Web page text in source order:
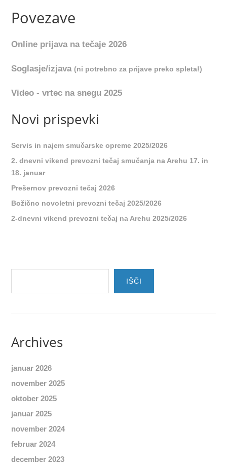
Povezave
Online prijava na tečaje 2026
Soglasje/izjava(ni potrebno za prijave preko spleta!)
Video - vrtec na snegu 2025
Novi prispevki
Servis in najem smučarske opreme 2025/2026
2. dnevni vikend prevozni tečaj smučanja na Arehu 17. in
18. januar
Prešernov prevozni tečaj 2026
Božično novoletni prevozni tečaj 2025/2026
2-dnevni vikend prevozni tečaj na Arehu 2025/2026
IŠČI
Archives
januar 2026
november 2025
oktober 2025
januar 2025
november 2024
februar 2024
december 2023